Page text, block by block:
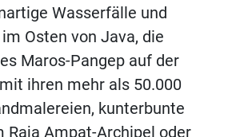
Wasserfälle und
Osten von Java, die
Maros-Pangep auf der
ihren mehr als 50.000
kunterbunte
Raja Ampat-Archipel oder